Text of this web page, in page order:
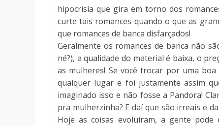
hipocrisia que gira em torno dos
curte tais romances quando o que as
que romances de banca disfarçados!
Geralmente os romances de banca não
né?), a qualidade do material é baixa, o
as mulheres! Se você trocar por uma
qualquer lugar e foi justamente assim
imaginado isso e não fosse a Pandora!
pra mulherzinha? E daí que são irreais e
Hoje as coisas evoluíram, a gente